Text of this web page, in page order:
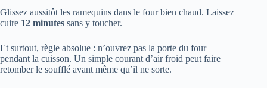
Glissez aussitôt les ramequins dans le four bien chaud. Laissez
cuire 12 minutes sans y toucher.
Et surtout, règle absolue : n’ouvrez pas la porte du four
pendant la cuisson. Un simple courant d’air froid peut faire
retomber le soufflé avant même qu’il ne sorte.